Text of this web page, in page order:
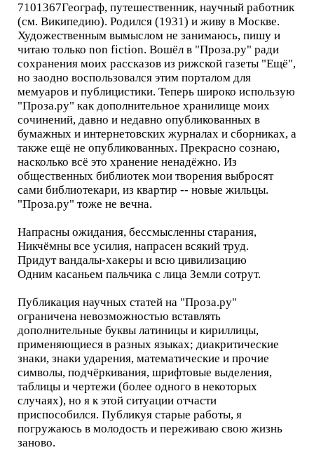
7101367Географ, путешественник, научный работник
(см. Википедию). Родился (1931) и живу в Москве.
Художественным вымыслом не занимаюсь, пишу и
читаю только non fiction. Вошёл в "Проза.ру" ради
сохранения моих рассказов из рижской газеты "Ещё",
но заодно воспользовался этим порталом для
мемуаров и публицистики. Теперь широко использую
"Проза.ру" как дополнительное хранилище моих
сочинений, давно и недавно опубликованных в
бумажных и интернетовских журналах и сборниках, а
также ещё не опубликованных. Прекрасно сознаю,
насколько всё это хранение ненадёжно. Из
общественных библиотек мои творения выбросят
сами библиотекари, из квартир -- новые жильцы.
"Проза.ру" тоже не вечна.
Напрасны ожидания, бессмысленны старания,
Никчёмны все усилия, напрасен всякий труд.
Придут вандалы-хакеры и всю цивилизацию
Одним касаньем пальчика с лица Земли сотрут.
Публикация научных статей на "Проза.ру"
ограничена невозможностью вставлять
дополнительные буквы латиницы и кириллицы,
применяющиеся в разных языках; диакритические
знаки, знаки ударения, математические и прочие
символы, подчёркивания, шрифтовые выделения,
таблицы и чертежи (более одного в некоторых
случаях), но я к этой ситуации отчасти
приспособился. Публикуя старые работы, я
погружаюсь в молодость и переживаю свою жизнь
заново.